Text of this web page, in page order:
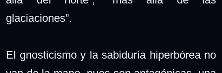
glaciaciones”.
El gnosticismo y la sabiduría hiperbórea no